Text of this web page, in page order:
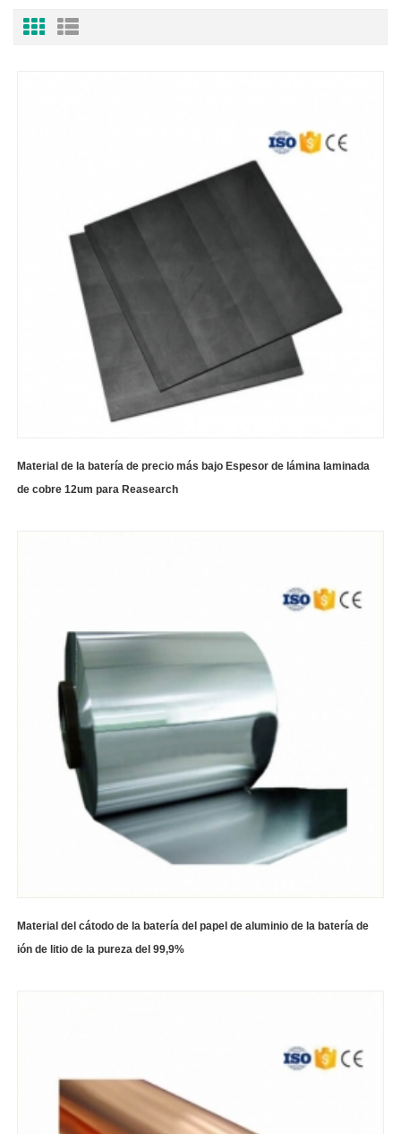
Material de la batería de precio más bajo Espesor de lámina laminada
de cobre 12um para Reasearch
Material del cátodo de la batería del papel de aluminio de la batería de
ión de litio de la pureza del 99,9%